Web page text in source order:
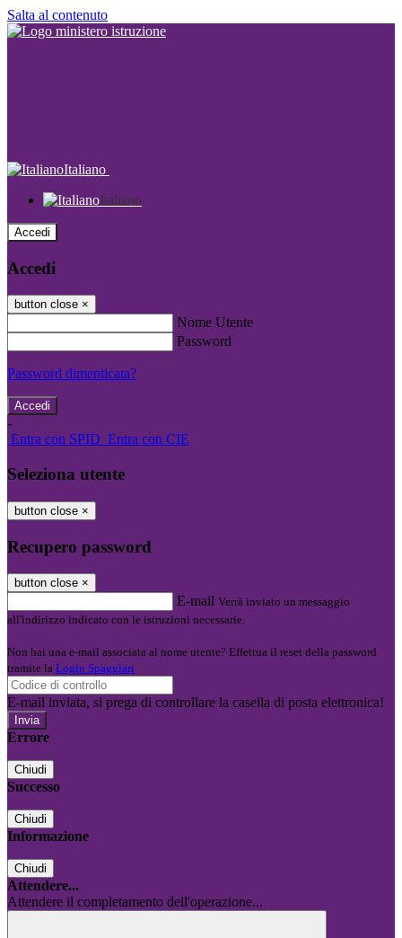
Salta al contenuto
Italiano
Italiano
Accedi
Accedi
button close ×
Nome Utente
Password
Password dimenticata?
-
Entra con SPID Entra con CIE
Seleziona utente
button close ×
Recupero password
button close ×
E-mail Verrà inviato un messaggio
all'indirizzo indicato con le istruzioni necessarie.
Non hai una e-mail associata al nome utente? Effettua il reset della password
tramite la Login Spaggiari
E-mail inviata, si prega di controllare la casella di posta elettronica!
Errore
Chiudi
Successo
Chiudi
Informazione
Chiudi
Attendere...
Attendere il completamento dell'operazione...